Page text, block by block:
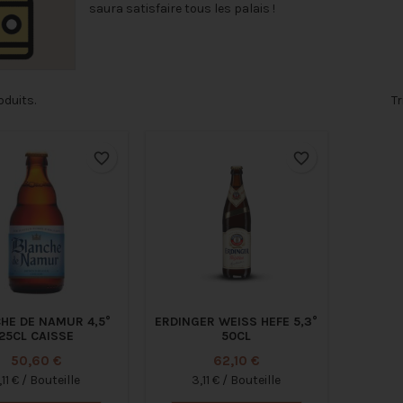
saura satisfaire tous les palais !
DE NAMUR 4,5°
CAISSE
Prix
50,60 €
€ / Bouteille
favorite_border
ERDINGER WEISS HEFE 5,3°
50CL
Prix
62,10 €
3,11 € / Bouteille
favorite_border